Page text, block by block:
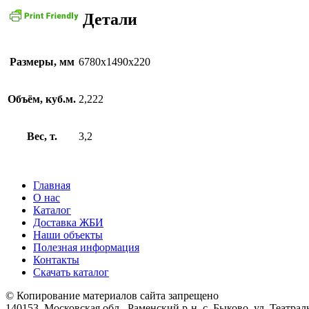
Детали
Размеры, мм 6780х1490х220
Объём, куб.м. 2,222
Вес, т. 3,2
Главная
О нас
Каталог
Доставка ЖБИ
Наши объекты
Полезная информация
Контакты
Скачать каталог
© Копирование материалов сайта запрещено